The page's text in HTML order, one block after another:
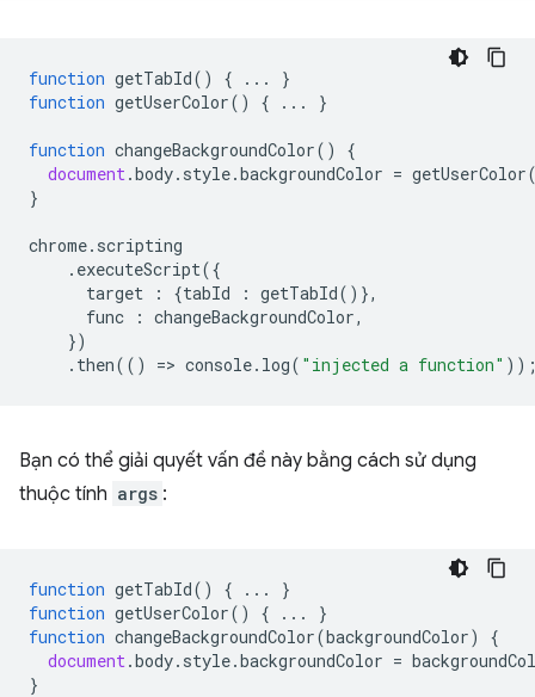
function getTabId() { ...
}
function getUserColor() { ... }
function changeBackgroundColor()
{
document.body. style.backgroundColor = getUserColor
}
chrome. scripting
. executeScript({
target
: {tabId : getTabId()},
func
: changeBackgroundColor,
})
. then(() => console. log( "injected a function"
Bạn có thể giải quyết vấn đề này bằng cách sử dụng
thuộc tính args :
function getTabId() { ...
}
function getUserColor() { ...
}
function changeBackgroundColor(backgroundColor)
{
document.body. style.backgroundColor =
}